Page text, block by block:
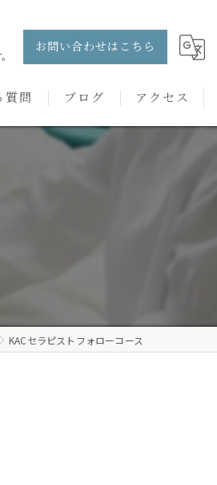
お問い合わせはこちら
質問 ブログ アクセス
KACセラピストフォローコース